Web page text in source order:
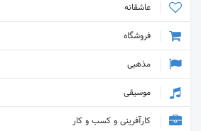
عاشقانه
فروشگاه
مذهبی
موسیقی
کارآفرینی و کسب و کار